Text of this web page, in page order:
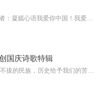
国庆诗歌特辑